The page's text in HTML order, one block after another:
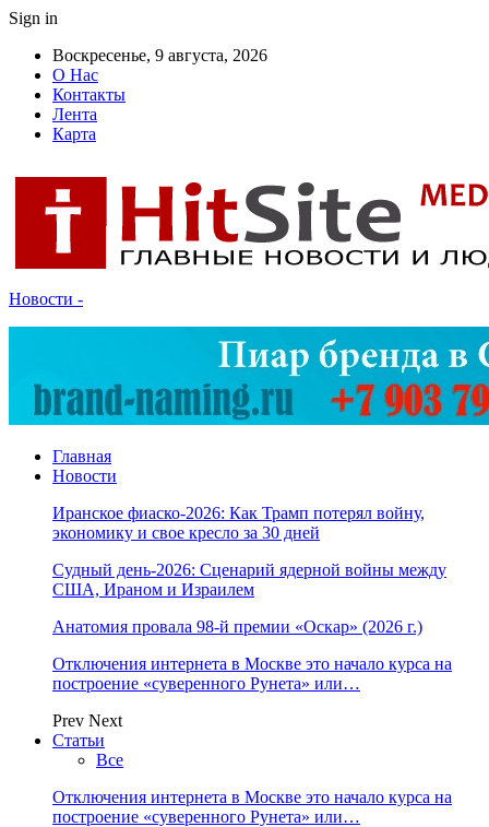
Sign in
Воскресенье, 9 августа, 2026
О Нас
Контакты
Лента
Карта
Новости -
Главная
Новости
Иранское фиаско-2026: Как Трамп потерял войну,
экономику и свое кресло за 30 дней
Судный день-2026: Сценарий ядерной войны между
США, Ираном и Израилем
Анатомия провала 98-й премии «Оскар» (2026 г.)
Отключения интернета в Москве это начало курса на
построение «суверенного Рунета» или…
Prev Next
Статьи
Все
Отключения интернета в Москве это начало курса на
построение «суверенного Рунета» или…